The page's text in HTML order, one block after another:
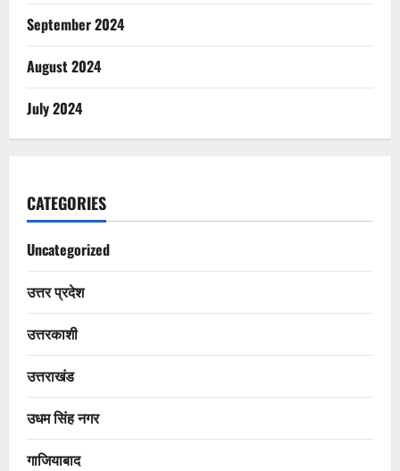
September 2024
August 2024
July 2024
CATEGORIES
Uncategorized
उत्तर प्रदेश
उत्तरकाशी
उत्तराखंड
उधम सिंह नगर
गाजियाबाद